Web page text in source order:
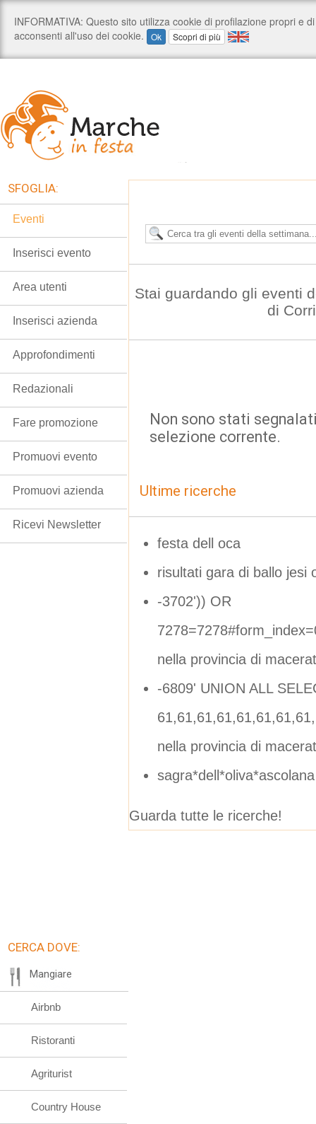
Stai guardando gli eventi
di
Non sono stati
selezione corrente.
Ultime ricerche
festa dell oca
risultati gara di ballo jesi
-3702')) OR
nella provincia di
-6809' UNION ALL
nella provincia di
sagra*dell*oliva*ascolana
Guarda tutte le ricerche!
SFOGLIA:
Eventi
Inserisci evento
Area utenti
Inserisci azienda
Approfondimenti
Redazionali
Fare promozione
Promuovi evento
Promuovi azienda
Ricevi Newsletter
CERCA DOVE:
Mangiare
Airbnb
Ristoranti
Agriturist
Country House